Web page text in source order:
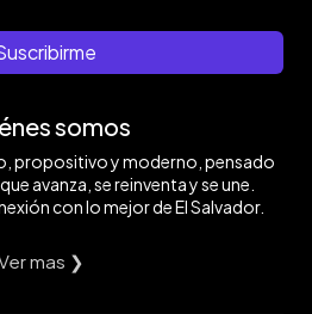
somos
propositivo y moderno, pensado
avanza, se reinventa y se une.
con lo mejor de El Salvador.
mas ❯